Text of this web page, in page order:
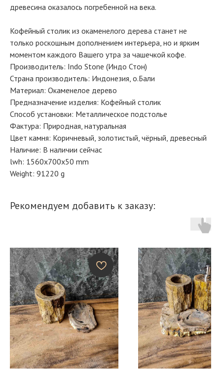
древесина оказалось погребенной на века.
Кофейный столик из окаменелого дерева станет не
только роскошным дополнением интерьера, но и ярким
моментом каждого Вашего утра за чашечкой кофе.
Производитель: Indo Stone (Индо Стон)
Страна производитель: Индонезия, о.Бали
Материал: Окаменелое дерево
Предназначение изделия: Кофейный столик
Способ установки: Металлическое подстолье
Фактура: Природная, натуральная
Цвет камня: Коричневый, золотистый, чёрный, древесный
Наличие: В наличии сейчас
lwh: 1560x700x50 mm
Weight: 91220 g
Рекомендуем добавить к заказу: